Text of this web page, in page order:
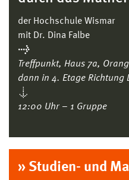
der Hochschule Wismar
mit Dr. Dina Falbe
→
Treffpunkt, Haus 7a,
dann in 4. Etage Richtung
↓
12:00 Uhr – 1 Gruppe
» Studien- und